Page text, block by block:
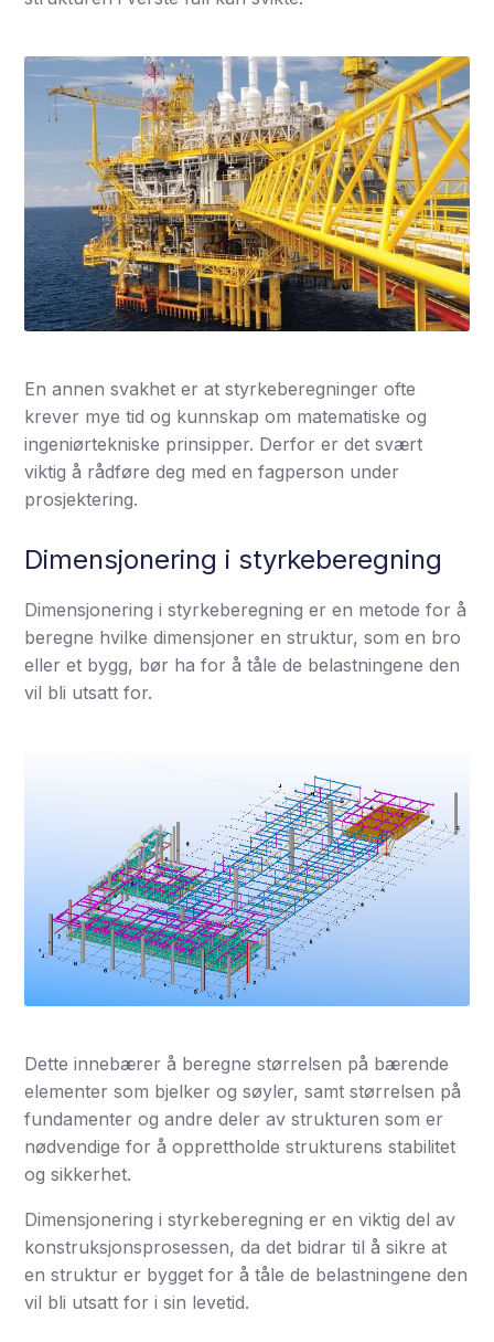
En annen svakhet er at styrkeberegninger ofte
krever mye tid og kunnskap om matematiske og
ingeniørtekniske prinsipper. Derfor er det svært
viktig å rådføre deg med en fagperson under
prosjektering.
Dimensjonering i styrkeberegning
Dimensjonering i styrkeberegning er en metode for å
beregne hvilke dimensjoner en struktur, som en bro
eller et bygg, bør ha for å tåle de belastningene den
vil bli utsatt for.
Dette innebærer å beregne størrelsen på bærende
elementer som bjelker og søyler, samt størrelsen på
fundamenter og andre deler av strukturen som er
nødvendige for å opprettholde strukturens stabilitet
og sikkerhet.
Dimensjonering i styrkeberegning er en viktig del av
konstruksjonsprosessen, da det bidrar til å sikre at
en struktur er bygget for å tåle de belastningene den
vil bli utsatt for i sin levetid.